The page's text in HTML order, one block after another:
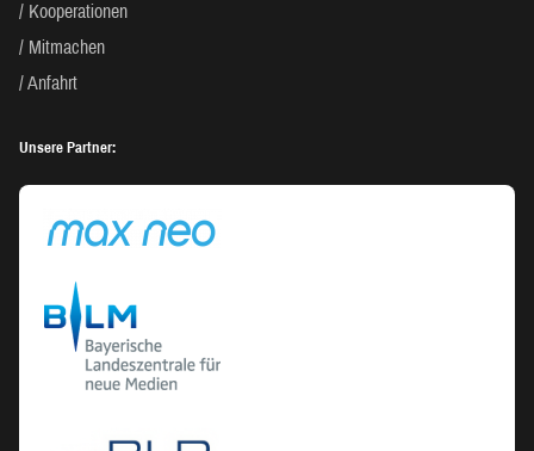
Kooperationen
Mitmachen
Anfahrt
Unsere Partner: